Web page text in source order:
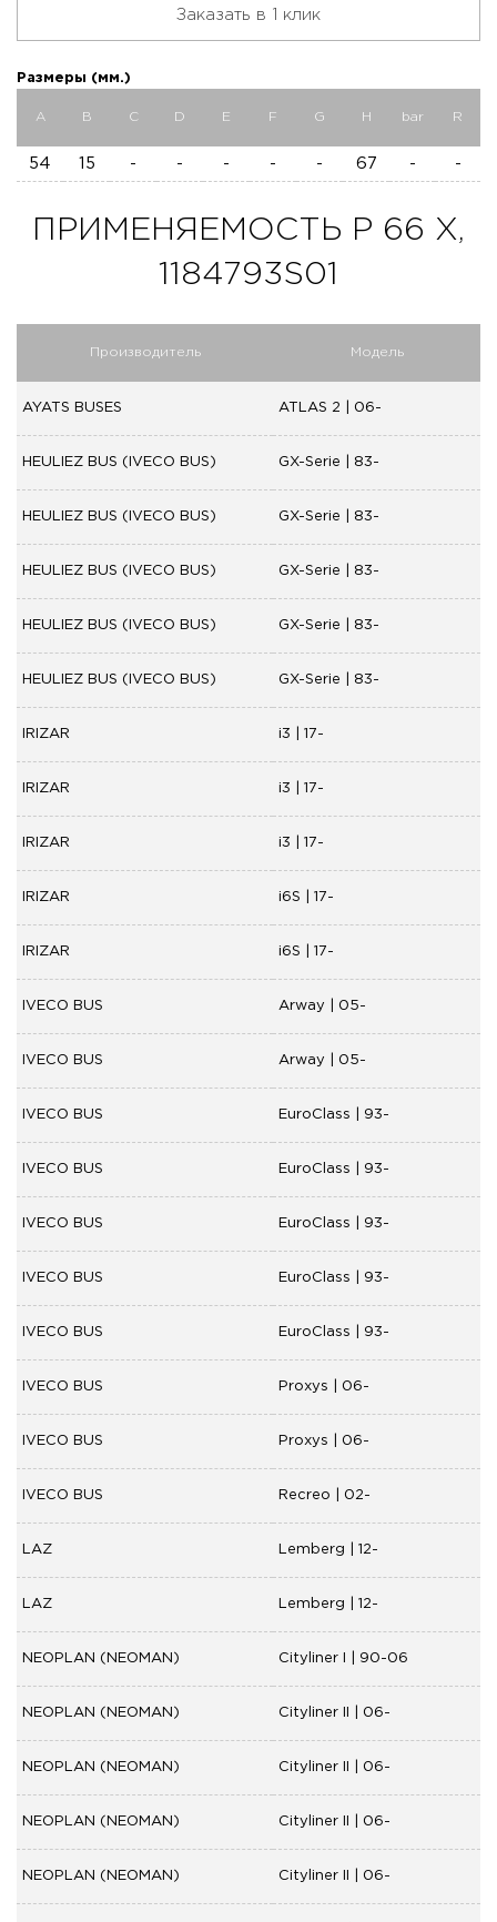
Заказать в 1 клик
Размеры (мм.)
A B C D E F G H bar R
54 15 - - - - - 67 - -
ПРИМЕНЯЕМОСТЬ P 66 X,
1184793S01
Производитель Модель
AYATS BUSES ATLAS 2 | 06-
HEULIEZ BUS (IVECO BUS) GX-Serie | 83-
HEULIEZ BUS (IVECO BUS) GX-Serie | 83-
HEULIEZ BUS (IVECO BUS) GX-Serie | 83-
HEULIEZ BUS (IVECO BUS) GX-Serie | 83-
HEULIEZ BUS (IVECO BUS) GX-Serie | 83-
IRIZAR i3 | 17-
IRIZAR i3 | 17-
IRIZAR i3 | 17-
IRIZAR i6S | 17-
IRIZAR i6S | 17-
IVECO BUS Arway | 05-
IVECO BUS Arway | 05-
IVECO BUS EuroClass | 93-
IVECO BUS EuroClass | 93-
IVECO BUS EuroClass | 93-
IVECO BUS EuroClass | 93-
IVECO BUS EuroClass | 93-
IVECO BUS Proxys | 06-
IVECO BUS Proxys | 06-
IVECO BUS Recreo | 02-
LAZ Lemberg | 12-
LAZ Lemberg | 12-
NEOPLAN (NEOMAN) Cityliner I | 90-06
NEOPLAN (NEOMAN) Cityliner II | 06-
NEOPLAN (NEOMAN) Cityliner II | 06-
NEOPLAN (NEOMAN) Cityliner II | 06-
NEOPLAN (NEOMAN) Cityliner II | 06-